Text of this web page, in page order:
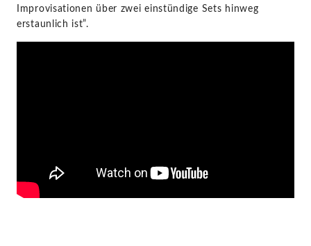
Improvisationen über zwei einstündige Sets hinweg
erstaunlich ist”.